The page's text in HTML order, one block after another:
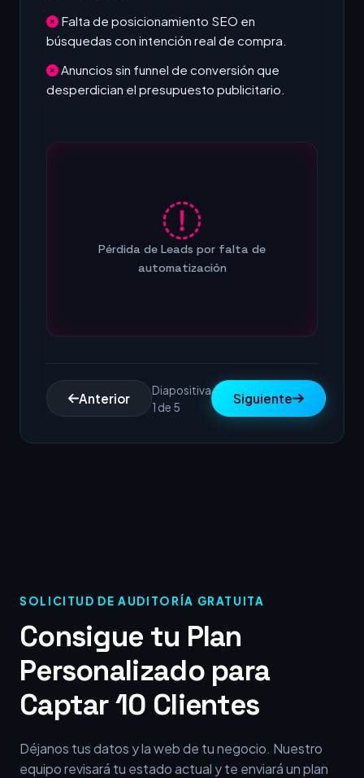
Falta de posicionamiento SEO en
búsquedas con intención real de compra.
Anuncios sin funnel de conversión que
desperdician el presupuesto publicitario.
Pérdida de Leads por falta de
automatización
Anterior
Diapositiva
1 de 5
Siguiente
SOLICITUD DE AUDITORÍA GRATUITA
Consigue tu Plan
Personalizado para
Captar 10 Clientes
Déjanos tus datos y la web de tu negocio. Nuestro
equipo revisará tu estado actual y te enviará un plan